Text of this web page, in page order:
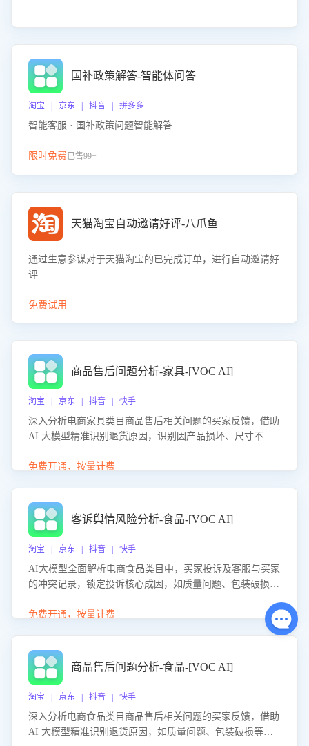
国补政策解答-智能体问答
淘宝 | 京东 | 抖音 | 拼多多
智能客服 · 国补政策问题智能解答
限时免费已售99+
天猫淘宝自动邀请好评-八爪鱼
通过生意参谋对于天猫淘宝的已完成订单，进行自动邀请好
评
免费试用
商品售后问题分析-家具-[VOC AI]
淘宝 | 京东 | 抖音 | 快手
深入分析电商家具类目商品售后相关问题的买家反馈，借助
AI 大模型精准识别退货原因，识别因产品损坏、尺寸不符
力商家优化产品或服务，实现销售额的显著提升。
免费开通，按量计费
客诉舆情风险分析-食品-[VOC AI]
淘宝 | 京东 | 抖音 | 快手
AI大模型全面解析电商食品类目中，买家投诉及客服与买家
的冲突记录，锁定投诉核心成因，如质量问题、包装破损
置差评防控，提升客户满意度。
免费开通，按量计费
商品售后问题分析-食品-[VOC AI]
淘宝 | 京东 | 抖音 | 快手
深入分析电商食品类目商品售后相关问题的买家反馈，借助
AI 大模型精准识别退货原因，如质量问题、包装破损等，